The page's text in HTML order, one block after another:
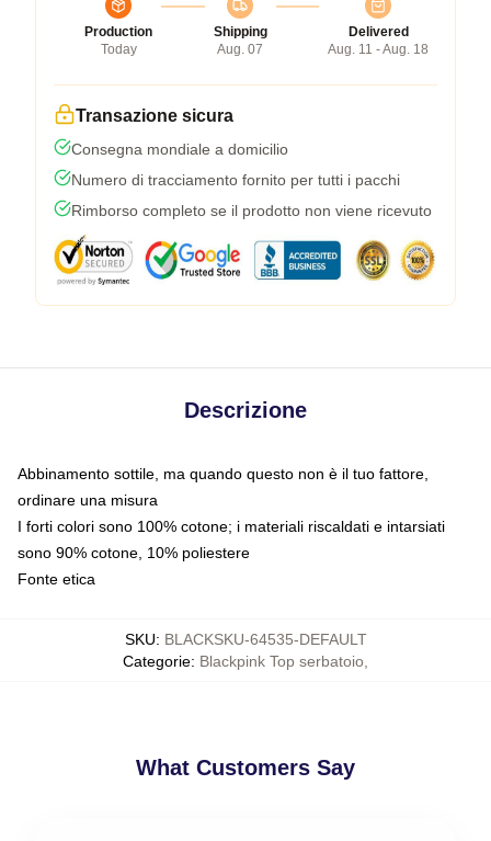
Production
Today
Shipping
Aug. 07
Delivered
Aug. 11 - Aug. 18
Transazione sicura
Consegna mondiale a domicilio
Numero di tracciamento fornito per tutti i pacchi
Rimborso completo se il prodotto non viene ricevuto
Descrizione
Abbinamento sottile, ma quando questo non è il tuo fattore,
ordinare una misura
I forti colori sono 100% cotone; i materiali riscaldati e intarsiati
sono 90% cotone, 10% poliestere
Fonte etica
SKU: BLACKSKU-64535-DEFAULT
Categorie: Blackpink Top serbatoio
What Customers Say